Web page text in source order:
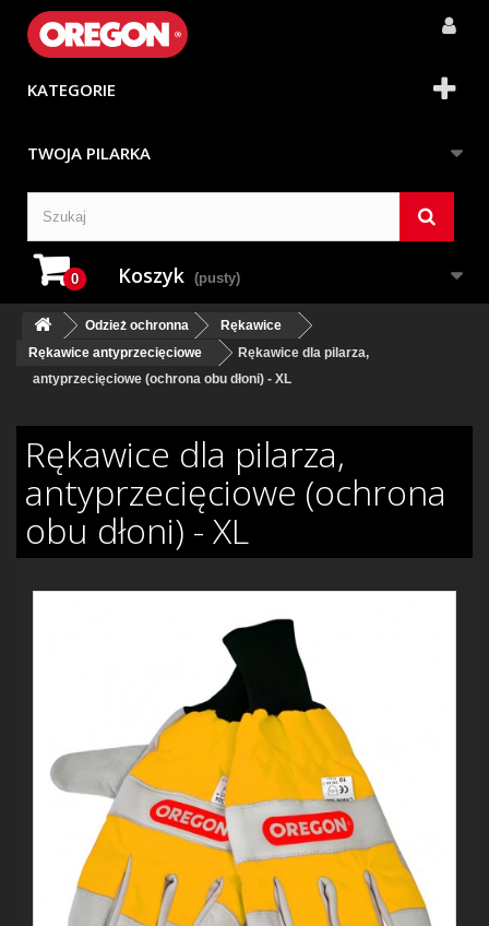
KATEGORIE
TWOJA PILARKA
0 Koszyk (pusty)
Odzież ochronna
Rękawice
Rękawice antyprzecięciowe
Rękawice dla pilarza,
antyprzecięciowe (ochrona obu dłoni) - XL
Rękawice dla pilarza,
antyprzecięciowe (ochrona
obu dłoni) - XL